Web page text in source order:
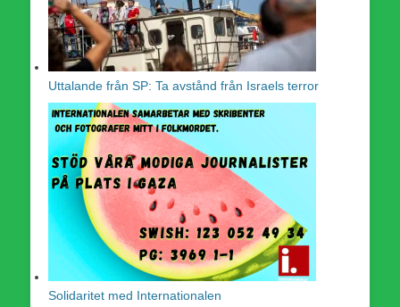
Uttalande från SP: Ta avstånd från Israels terror
Solidaritet med Internationalen